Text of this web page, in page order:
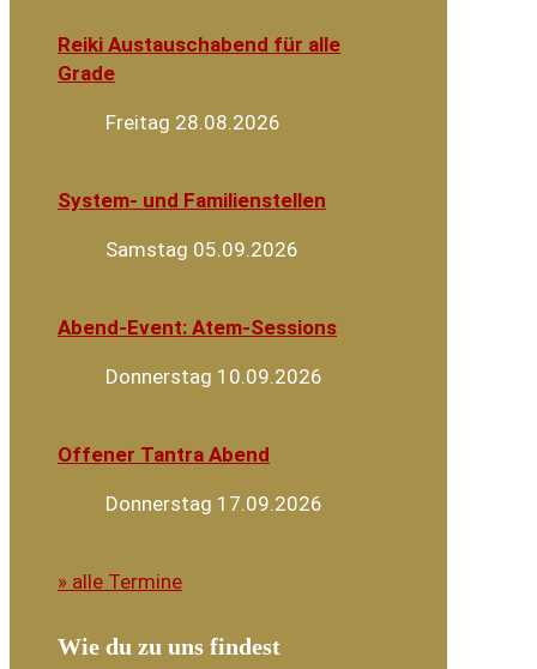
Reiki Austauschabend für alle
Grade
Freitag 28.08.2026
System- und Familienstellen
Samstag 05.09.2026
Abend-Event: Atem-Sessions
Donnerstag 10.09.2026
Offener Tantra Abend
Donnerstag 17.09.2026
» alle Termine
Wie du zu uns findest